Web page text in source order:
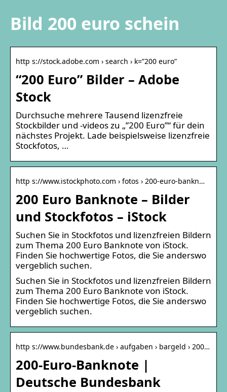
Bild 200 euro schein
http s://stock.adobe.com › search › k=”200 euro”
“200 Euro” Bilder – Adobe
Stock
Durchsuche mehrere Tausend lizenzfreie
Stockbilder und -videos zu „”200 Euro”“ für dein
nächstes Projekt. Lade beispielsweise lizenzfreie
Stockfotos, …
http s://www.istockphoto.com › fotos › 200-euro-bankn…
200 Euro Banknote – Bilder
und Stockfotos – iStock
Suchen Sie in Stockfotos und lizenzfreien Bildern
zum Thema 200 Euro Banknote von iStock.
Finden Sie hochwertige Fotos, die Sie anderswo
vergeblich suchen.
Suchen Sie in Stockfotos und lizenzfreien Bildern
zum Thema 200 Euro Banknote von iStock.
Finden Sie hochwertige Fotos, die Sie anderswo
vergeblich suchen.
http s://www.bundesbank.de › aufgaben › bargeld › 200…
200-Euro-Banknote |
Deutsche Bundesbank